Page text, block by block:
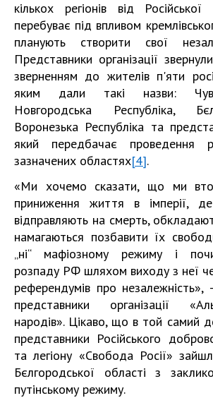
кількох регіонів від
перебуває під впливом
планують створити свої
Представники організації
зверненням до жителів п'яти
яким дали такі назви:
Новгородська Республіка,
Воронезька Республіка та
який передбачає проведення
зазначених областях[4].
«Ми хочемо сказати, що ми
приниження життя в імперії,
відправляють на смерть,
намагаються позбавити їх
„ні“ мафіозному режиму і
розпаду РФ шляхом виходу з неї
референдумів про
представники організації
народів». Цікаво, що в той самий
представники Російського
та легіону «Свобода Росії»
Бєлгородської області з
путінському режиму.